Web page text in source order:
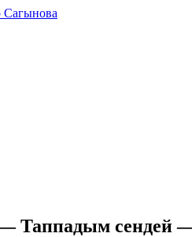
Сагынова
Таппадым сендей